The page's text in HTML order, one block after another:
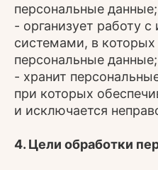
персональные данные;
- организует работу
системами, в
персональные данные;
- хранит
при которых
и исключается
4. Цели обработки